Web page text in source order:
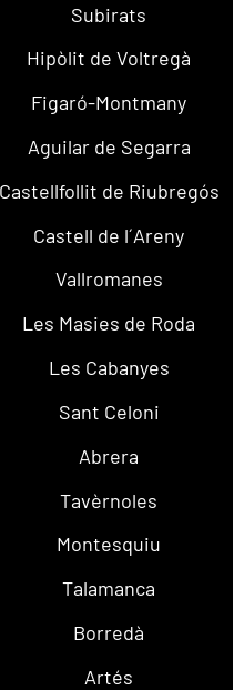
Subirats
Hipòlit de Voltregà
Figaró-Montmany
Aguilar de Segarra
Castellfollit de Riubregós
Castell de l´Areny
Vallromanes
Les Masies de Roda
Les Cabanyes
Sant Celoni
Abrera
Tavèrnoles
Montesquiu
Talamanca
Borredà
Artés